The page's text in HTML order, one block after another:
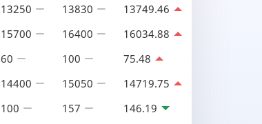
13250 13830 13749.46
15700 16400 16034.88
60 100 75.48
14400 15050 14719.75
100 157 146.19